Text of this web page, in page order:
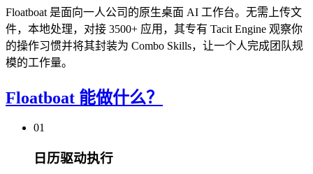
Floatboat 是面向一人公司的原生桌面 AI 工作台。无需上传文
件，本地处理，对接 3500+ 应用，其专有 Tacit Engine 观察你
的操作习惯并将其封装为 Combo Skills，让一个人完成团队规
模的工作量。
Floatboat 能做什么？
01
日历驱动执行